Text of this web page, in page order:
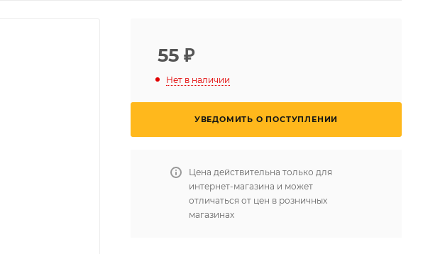
55 ₽
Нет в наличии
УВЕДОМИТЬ О ПОСТУПЛЕНИИ
Цена действительна только для
интернет-магазина и может
отличаться от цен в розничных
магазинах